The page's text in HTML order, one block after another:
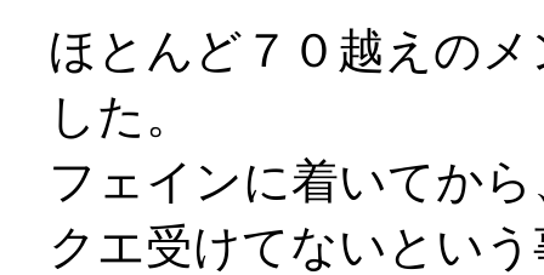
ほとんど７０越えの
した。
フェインに着いてか
クエ受けてないとい